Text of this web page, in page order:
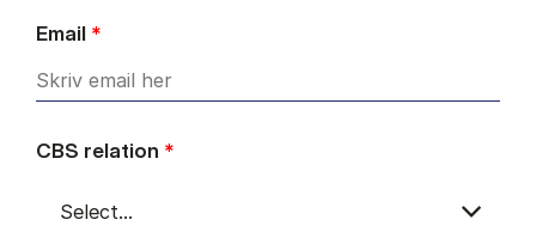
Email *
CBS relation *